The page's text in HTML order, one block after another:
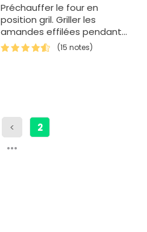
Préchauffer le four en
position gril. Griller les
amandes effilées pendant
2 min en les mélangeant de
temps en temps. Faire
(15 notes)
< 2